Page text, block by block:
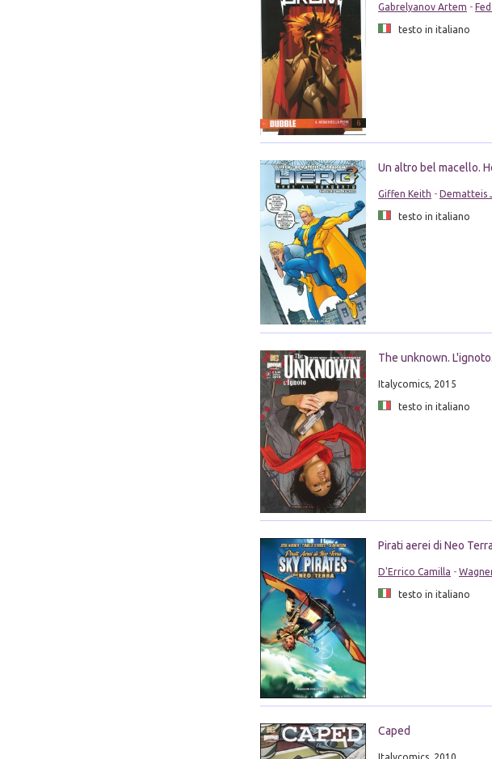
Gabrelyanov Artem -
testo in italiano
Un altro bel macello.
Giffen Keith - Dematteis
testo in italiano
The unknown.
Italycomics, 2015
testo in italiano
Pirati aerei di Neo Terra
D'Errico Camilla -
testo in italiano
Caped